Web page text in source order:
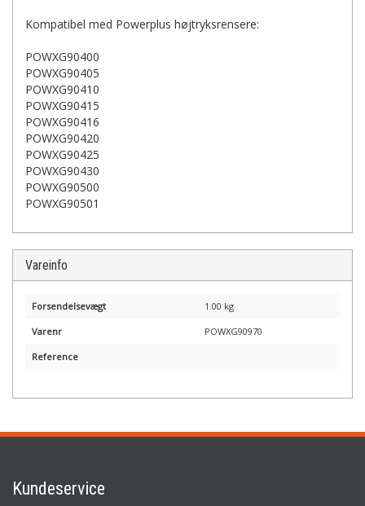
Kompatibel med Powerplus højtryksrensere:
POWXG90400
POWXG90405
POWXG90410
POWXG90415
POWXG90416
POWXG90420
POWXG90425
POWXG90430
POWXG90500
POWXG90501
Vareinfo
Forsendelsevægt 1.00 kg
Varenr POWXG90970
Reference
Kundeservice